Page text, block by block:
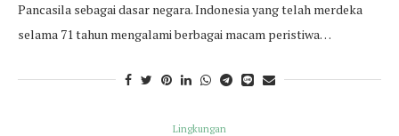
Pancasila sebagai dasar negara. Indonesia yang telah merdeka
selama 71 tahun mengalami berbagai macam peristiwa…
Lingkungan